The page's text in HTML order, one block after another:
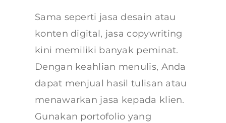
Sama seperti jasa desain atau
konten digital, jasa copywriting
kini memiliki banyak peminat.
Dengan keahlian menulis, Anda
dapat menjual hasil tulisan atau
menawarkan jasa kepada klien.
Gunakan portofolio yang